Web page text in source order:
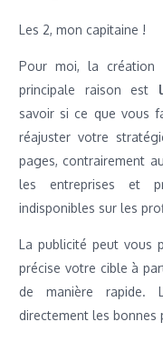
Les 2, mon capitaine !
Pour moi, la création
principale raison est
savoir si ce que vous
réajuster votre
pages, contrairement
les entreprises et
indisponibles sur les
La publicité peut vous
précise votre cible à
de manière rapide.
directement les bonnes